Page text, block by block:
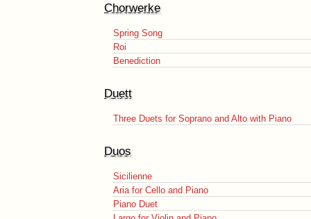
Chorwerke
Spring Song
Roi
Benediction
Duett
Three Duets for Soprano and Alto with Piano
Duos
Sicilienne
Aria for Cello and Piano
Piano Duet